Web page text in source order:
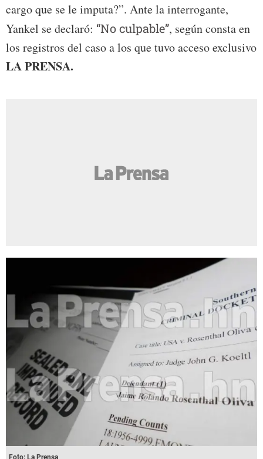
cargo que se le imputa?”. Ante la interrogante,
Yankel se declaró: “No culpable”, según consta en
los registros del caso a los que tuvo acceso exclusivo
LA PRENSA.
Foto: La Prensa